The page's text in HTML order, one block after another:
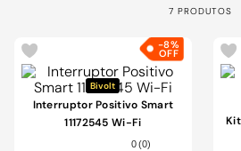
7 PRODUTOS
-8%
Bivolt
Interruptor Positivo Smart
11172545 Wi-Fi
0 (0)
º
porta
comoda